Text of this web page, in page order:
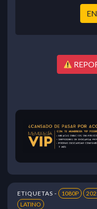
ETIQUETAS - 1080P
LATINO